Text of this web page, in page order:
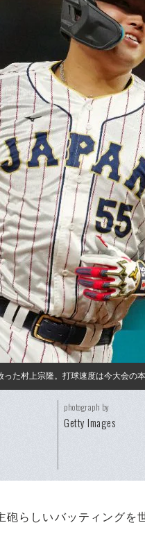
た村上宗隆。打球速度は今大会の
photograph by
Getty Images
らしいバッティングを